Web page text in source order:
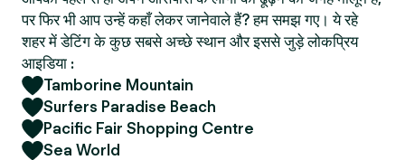
पर फिर भी आप उन्हें कहाँ लेकर जानेवाले हैं? हम समझ गए। ये रहे
शहर में डेटिंग के कुछ सबसे अच्छे स्थान और इससे जुड़े लोकप्रिय
आइडिया :
Tamborine Mountain
Surfers Paradise Beach
Pacific Fair Shopping Centre
Sea World